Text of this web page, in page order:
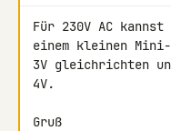
Für 230V AC
einem kleinen
3V gleichrichten
4V.
Gruß